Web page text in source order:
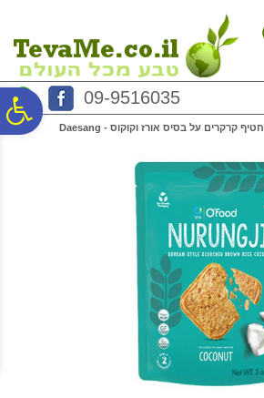
נגישות
המרכזי
09-9516035
חטיף קרקרים על בסיס אורז וקוקוס - Daesang